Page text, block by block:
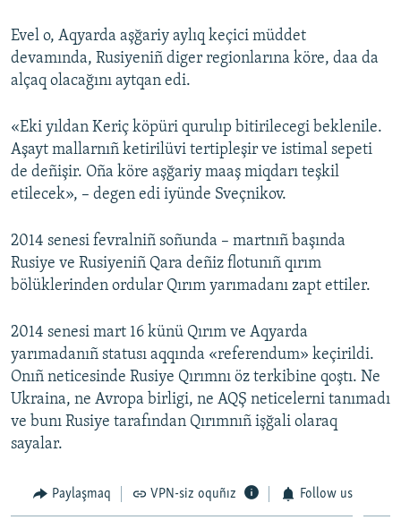
RFE/RS bütün saytları
Evel o, Aqyarda aşğariy aylıq keçici müddet
devamında, Rusiyeniñ diger regionlarına köre, daa da
alçaq olacağını aytqan edi.
«Eki yıldan Keriç köpüri qurulıp bitirilecegi beklenile.
Aşayt mallarnıñ ketirilüvi tertipleşir ve istimal sepeti
de deñişir. Oña köre aşğariy maaş miqdarı teşkil
etilecek», – degen edi iyünde Sveçnikov.
2014 senesi fevralniñ soñunda – martnıñ başında
Rusiye ve Rusiyeniñ Qara deñiz flotunıñ qırım
bölüklerinden ordular Qırım yarımadanı zapt ettiler.
2014 senesi mart 16 künü Qırım ve Aqyarda
yarımadanıñ statusı aqqında «referendum» keçirildi.
Onıñ neticesinde Rusiye Qırımnı öz terkibine qoştı. Ne
Ukraina, ne Avropa birligi, ne AQŞ neticelerni tanımadı
ve bunı Rusiye tarafından Qırımnıñ işğali olaraq
sayalar.
Paylaşmaq VPN-siz oquñız Follow us